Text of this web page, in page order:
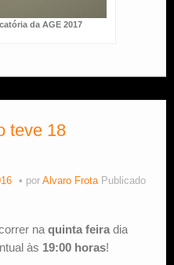
da AGE 2017
teve 18
por Alvaro Frota Publicado
na quinta feira dia
às 19:00 horas!